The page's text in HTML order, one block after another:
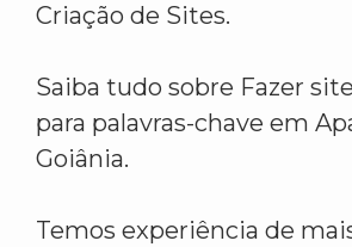
Criação de Sites.
Saiba tudo sobre Fazer
para palavras-chave em
Goiânia.
Temos experiência de